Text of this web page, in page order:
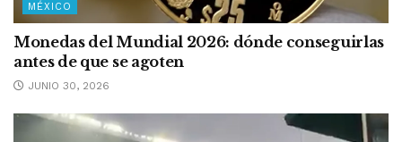
MÉXICO
Monedas del Mundial 2026: dónde conseguirlas
antes de que se agoten
JUNIO 30, 2026